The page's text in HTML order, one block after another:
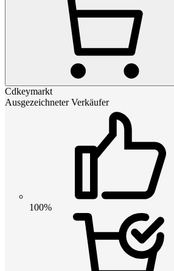
Cdkeymarkt
Ausgezeichneter Verkäufer
100%